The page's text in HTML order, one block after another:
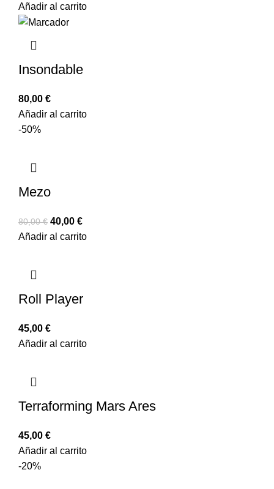
Añadir al carrito
Insondable
80,00 €
Añadir al carrito
-50%
Mezo
80,00€ 40,00 €
Añadir al carrito
Roll Player
45,00 €
Añadir al carrito
Terraforming Mars Ares
45,00 €
Añadir al carrito
-20%